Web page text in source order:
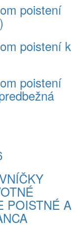
poistení
poistení k
poistení
POISTNÉ A